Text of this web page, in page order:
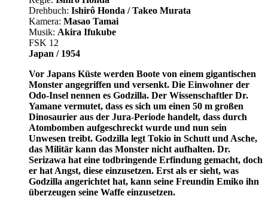
Drehbuch: Ishirô Honda / Takeo Murata
Kamera: Masao Tamai
Musik: Akira Ifukube
FSK 12
Japan / 1954
Vor Japans Küste werden Boote von einem gigantischen
Monster angegriffen und versenkt. Die Einwohner der
Odo-Insel nennen es Godzilla. Der Wissenschaftler Dr.
Yamane vermutet, dass es sich um einen 50 m großen
Dinosaurier aus der Jura-Periode handelt, dass durch
Atombomben aufgeschreckt wurde und nun sein
Unwesen treibt. Godzilla legt Tokio in Schutt und Asche,
das Militär kann das Monster nicht aufhalten. Dr.
Serizawa hat eine todbringende Erfindung gemacht, doch
er hat Angst, diese einzusetzen. Erst als er sieht, was
Godzilla angerichtet hat, kann seine Freundin Emiko ihn
überzeugen seine Waffe einzusetzen.